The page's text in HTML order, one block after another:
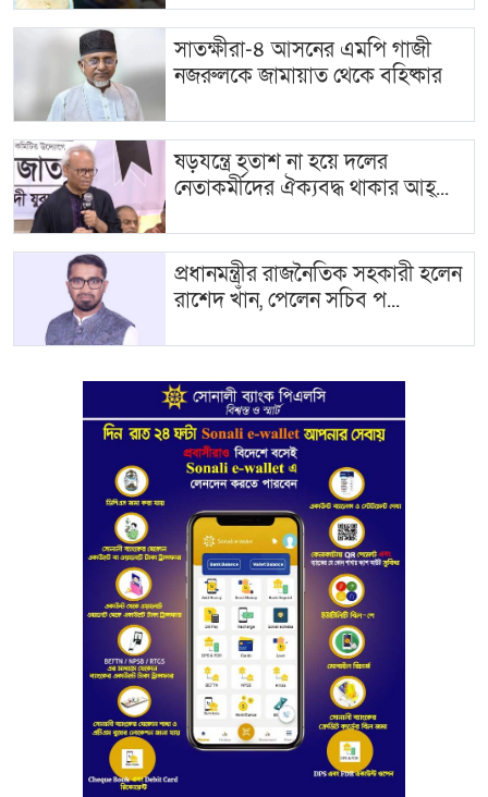
সাতক্ষীরা-৪ আসনের এমপি গাজী
নজরুলকে জামায়াত থেকে বহিষ্কার
ষড়যন্ত্রে হতাশ না হয়ে দলের
নেতাকর্মীদের ঐক্যবদ্ধ থাকার আহ্...
প্রধানমন্ত্রীর রাজনৈতিক সহকারী হলেন
রাশেদ খাঁন, পেলেন সচিব প...